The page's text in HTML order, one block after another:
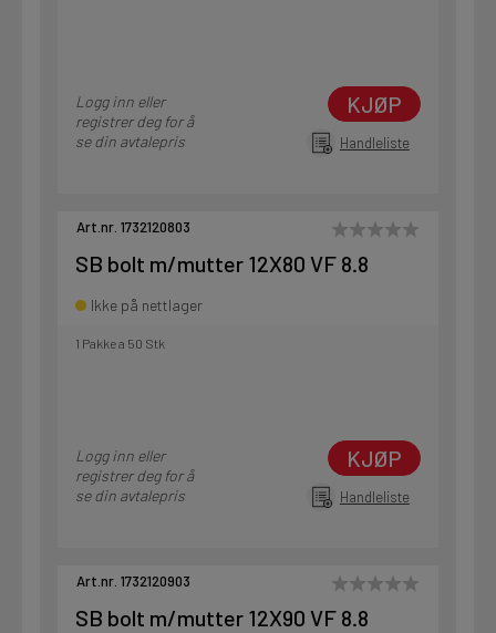
Logg inn eller
registrer deg for å
se din avtalepris
KJØP
Handleliste
Art.nr. 1732120803
SB bolt m/mutter 12X80 VF 8.8
Ikke på nettlager
1 Pakke a 50 Stk
Logg inn eller
registrer deg for å
se din avtalepris
KJØP
Handleliste
Art.nr. 1732120903
SB bolt m/mutter 12X90 VF 8.8